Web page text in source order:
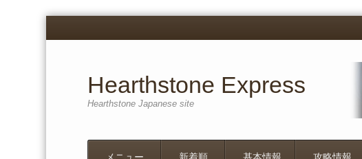
Hearthstone Express
Hearthstone Japanese site